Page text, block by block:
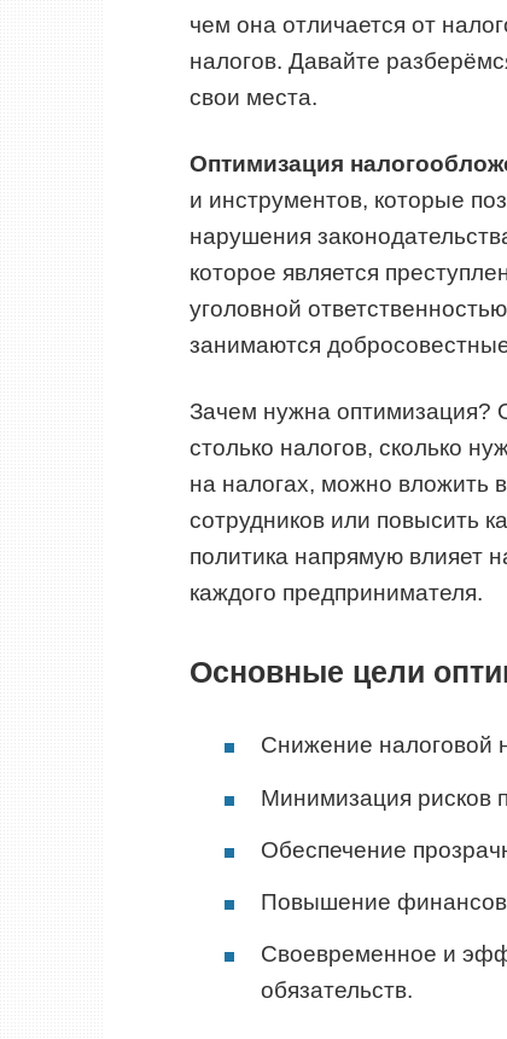
чем она отличается от
налогов. Давайте
свои места.
Оптимизация
и инструментов, которые
нарушения
которое является
уголовной
занимаются
Зачем нужна оптимизация?
столько налогов, сколько
на налогах, можно вложить
сотрудников или повысить
политика напрямую влияет
каждого предпринимателя.
Основные цели
Снижение налоговой
Минимизация рисков
Обеспечение
Повышение
Своевременное и
обязательств.